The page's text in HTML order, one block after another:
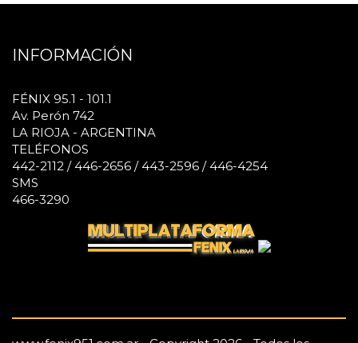
INFORMACIÓN
FÉNIX 95.1 - 101.1
Av. Perón 742
LA RIOJA - ARGENTINA
TELÉFONOS
442-2112 / 446-2656 / 443-2596 / 446-4254
SMS
466-3290